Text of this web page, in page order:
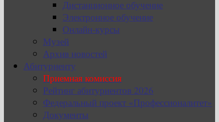
Дистанционное обучение
Электронное обучение
Онлайн-курсы
Музей
Архив новостей
Абитуриенту
Приемная комиссия
Рейтинг абитуриентов 2026
Федеральный проект «Профессионалитет»
Документы